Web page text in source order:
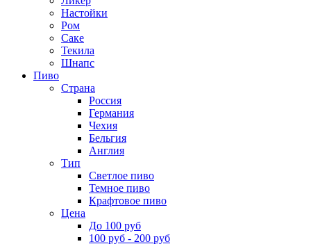
Настойки
Ром
Саке
Текила
Шнапс
Пиво
Страна
Россия
Германия
Чехия
Бельгия
Англия
Тип
Светлое пиво
Темное пиво
Крафтовое пиво
Цена
До 100 руб
100 руб - 200 руб